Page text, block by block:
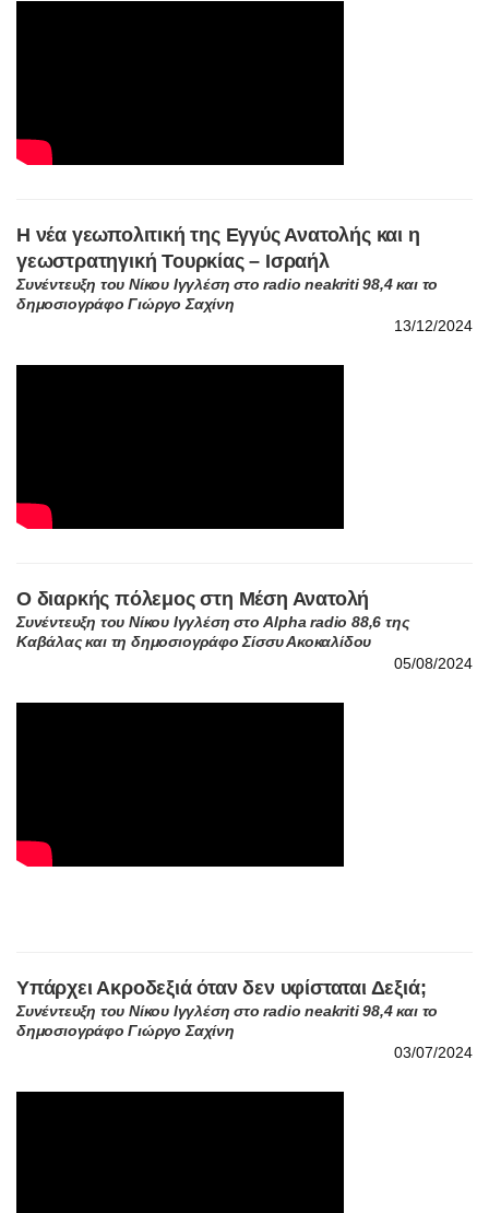
γεωστρατηγική Τουρκίας – Ισραήλ
Συνέντευξη του Νίκου Ιγγλέση στο radio neakriti 98,4 και το
δημοσιογράφο Γιώργο Σαχίνη
13/12/2024
Συνέντευξη του Νίκου Ιγγλέση στο Alpha radio 88,6 της
Καβάλας και τη δημοσιογράφο Σίσσυ Ακοκαλίδου
05/08/2024
Συνέντευξη του Νίκου Ιγγλέση στο radio neakriti 98,4 και το
δημοσιογράφο Γιώργο Σαχίνη
03/07/2024